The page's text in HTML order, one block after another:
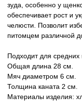
зуда, особенно у
обеспечивает рост и
челюсти. Позволит
питомцем различной
Подходит для средних
Общая длина 28 см.
Мяч диаметром 6 см.
Толщина каната 2 см.
Материалы изделия:
Архив / Снято с